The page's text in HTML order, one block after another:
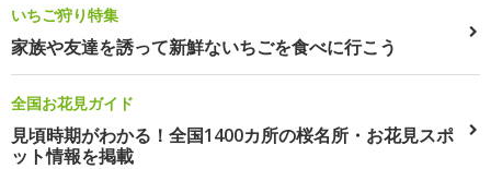
いちご狩り特集
家族や友達を誘って新鮮ないちごを食べに行こう
全国お花見ガイド
見頃時期がわかる！全国1400カ所の桜名所・お花見スポ
ット情報を掲載